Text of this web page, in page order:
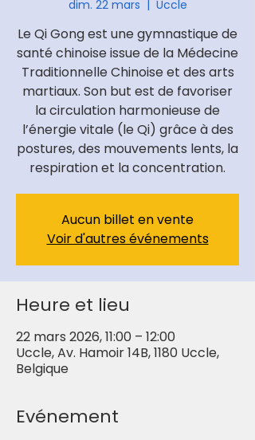
dim. 22 mars
  |
Uccle
Le Qi Gong est une gymnastique de
santé chinoise issue de la Médecine
Traditionnelle Chinoise et des arts
martiaux. Son but est de favoriser
la circulation harmonieuse de
l’énergie vitale (le Qi) grâce à des
postures, des mouvements lents, la
respiration et la concentration.
Aucun billet en vente
Voir d'autres événements
Heure et lieu
22 mars 2026, 11:00 – 12:00
Uccle, Av. Hamoir 14B, 1180 Uccle,
Belgique
Evénement